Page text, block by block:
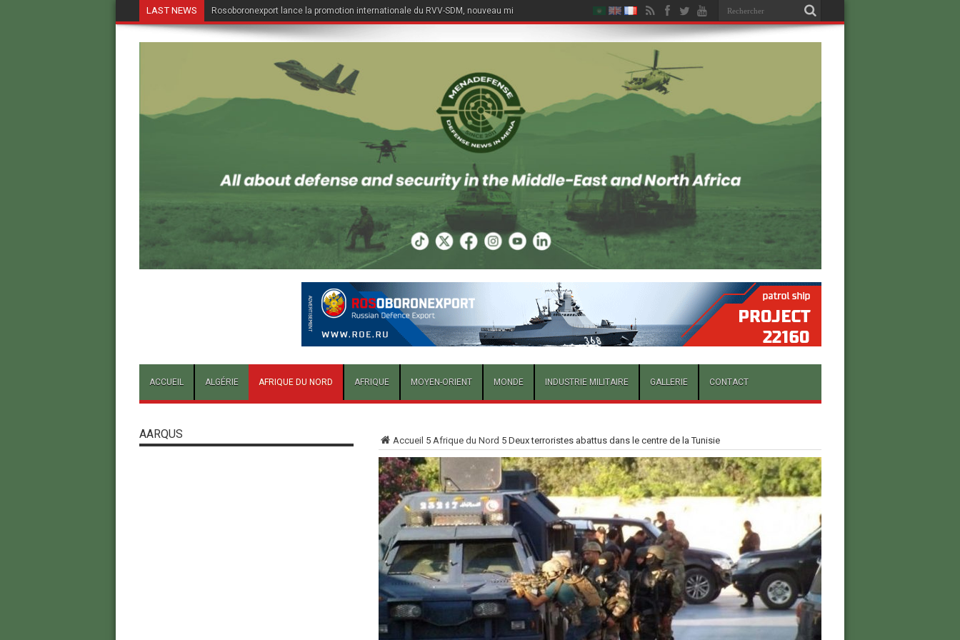
LAST NEWS Rosoboronexport lance la promotion internationale du RVV-SDM, nouveau missile air-air du Su-57E
ACCUEIL ALGÉRIE AFRIQUE DU NORD AFRIQUE MOYEN-ORIENT MONDE INDUSTRIE MILITAIRE GALLERIE CONTACT
Accueil 5 Afrique du Nord 5 Deux terroristes abattus dans le centre de la Tunisie
AARQUS